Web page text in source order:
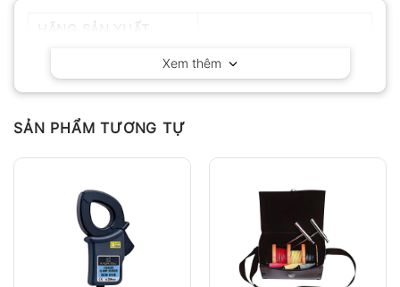
Xem thêm
SẢN PHẨM TƯƠNG TỰ